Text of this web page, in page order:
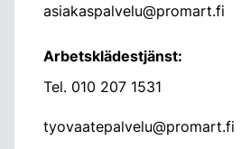
asiakaspalvelu@promart.fi
Arbetsklädestjänst:
Tel. 010 207 1531
tyovaatepalvelu@promart.fi